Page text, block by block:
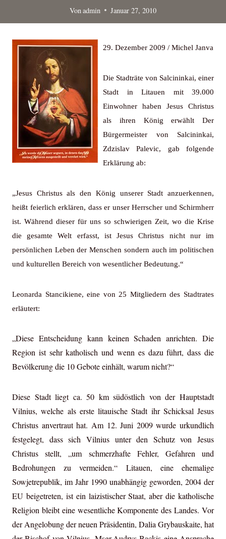
Von admin Januar 27, 2010
29. Dezember 2009 / Michel Janva
Die Stadträte von Salcininkai, einer
Stadt in Litauen mit 39.000
Einwohner haben Jesus Christus
als ihren König erwählt Der
Bürgermeister von Salcininkai,
Zdzislav Palevic, gab folgende
Erklärung ab:
„Jesus Christus als den König unserer Stadt anzuerkennen,
heißt feierlich erklären, dass er unser Herrscher und Schirmherr
ist. Während dieser für uns so schwierigen Zeit, wo die Krise
die gesamte Welt erfasst, ist Jesus Christus nicht nur im
persönlichen Leben der Menschen sondern auch im politischen
und kulturellen Bereich von wesentlicher Bedeutung.“
Leonarda Stancikiene, eine von 25 Mitgliedern des Stadtrates
erläutert:
„Diese Entscheidung kann keinen Schaden anrichten. Die
Region ist sehr katholisch und wenn es dazu führt, dass die
Bevölkerung die 10 Gebote einhält, warum nicht?“
Diese Stadt liegt ca. 50 km südöstlich von der Hauptstadt
Vilnius, welche als erste litauische Stadt ihr Schicksal Jesus
Christus anvertraut hat. Am 12. Juni 2009 wurde urkundlich
festgelegt, dass sich Vilnius unter den Schutz von Jesus
Christus stellt, „um
schmerzhafte Fehler, Gefahren und
Bedrohungen zu vermeiden.“ Litauen, eine ehemalige
Sowjetrepublik, im Jahr 1990 unabhängig geworden, 2004 der
EU beigetreten, ist ein laizistischer Staat, aber die katholische
Religion bleibt eine wesentliche Komponente des Landes. Vor
der Angelobung der neuen Präsidentin, Dalia Grybauskaite, hat